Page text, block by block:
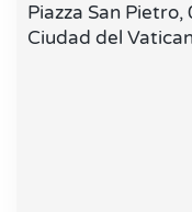
Piazza San
Ciudad del